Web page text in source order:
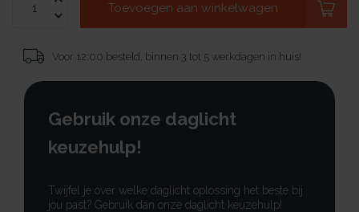
Toevoegen aan winkelwagen
Voor 12:00 besteld, binnen 3 tot 5 werkdagen in huis!
Gebruik onze daglicht
keuzehulp!
Twijfel je over welke daglicht oplossing het beste bij
jou past? Gebruik dan onze daglicht keuzehulp!